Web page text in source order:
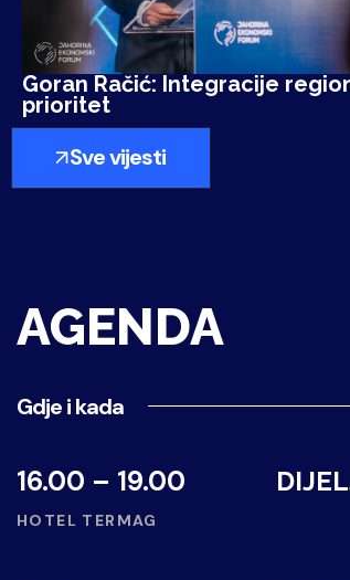
Goran Račić: Integracije
prioritet
Sve vijesti
Gdje i kada
AGENDA
16.00 – 19.00
HOTEL TERMAG